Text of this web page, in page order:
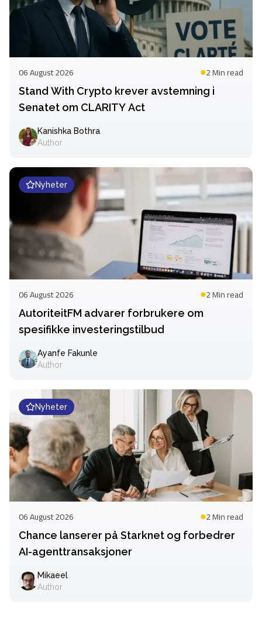
06 August 2026 2 Minread
Stand With Crypto krever avstemning i
Senatet om CLARITY Act
Kanishka Bothra
Author
Nyheter
06 August 2026 2 Minread
AutoriteitFM advarer forbrukere om
spesifikke investeringstilbud
Ayanfe Fakunle
Author
Nyheter
06 August 2026 2 Minread
Chance lanserer på Starknet og forbedrer
AI-agenttransaksjoner
Mikaeel
Author